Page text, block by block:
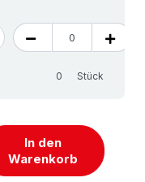
Stück
In den
Warenkorb